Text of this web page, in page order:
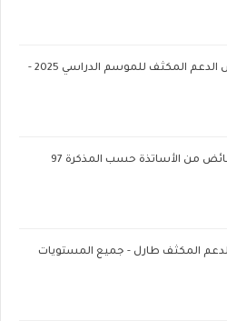
كبسولات حصص الدعم المكثف للموسم الدراسي 2025 -
من الأساتذة حسب المذكرة 97
المكثف طارل - جميع المستويات